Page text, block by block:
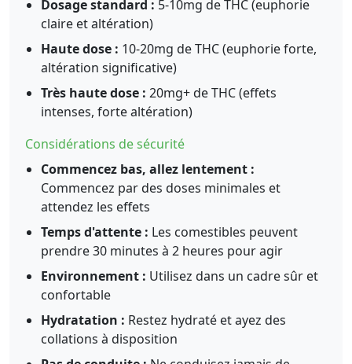
Dosage standard : 5-10mg de THC (euphorie
claire et altération)
Haute dose : 10-20mg de THC (euphorie forte,
altération significative)
Très haute dose : 20mg+ de THC (effets
intenses, forte altération)
Considérations de sécurité
Commencez bas, allez lentement :
Commencez par des doses minimales et
attendez les effets
Temps d'attente : Les comestibles peuvent
prendre 30 minutes à 2 heures pour agir
Environnement : Utilisez dans un cadre sûr et
confortable
Hydratation : Restez hydraté et ayez des
collations à disposition